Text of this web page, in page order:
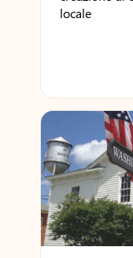
locale